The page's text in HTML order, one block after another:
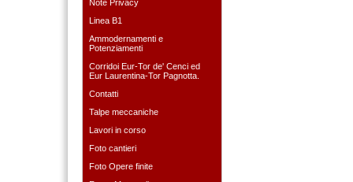
Note Privacy
Linea B1
Ammodernamenti e
Potenziamenti
Corridoi Eur-Tor de' Cenci ed
Eur Laurentina-Tor Pagnotta.
Contatti
Talpe meccaniche
Lavori in corso
Foto cantieri
Foto Opere finite